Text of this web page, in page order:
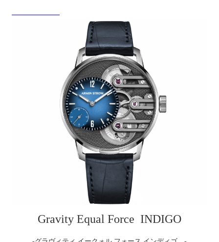
Gravity Equal Force INDIGO